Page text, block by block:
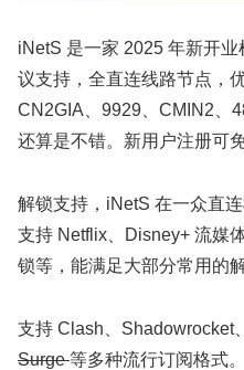
iNetS 是一家 2025 年新开
议支持，全直连线路节点，
CN2GIA、9929、CMIN2、
还算是不错。新用户注册可
解锁支持，iNetS 在一众直
支持 Netflix、Disney+ 流媒
锁等，能满足大部分常用的
支持 Clash、Shadowrocket
Surge等多种流行订阅格式